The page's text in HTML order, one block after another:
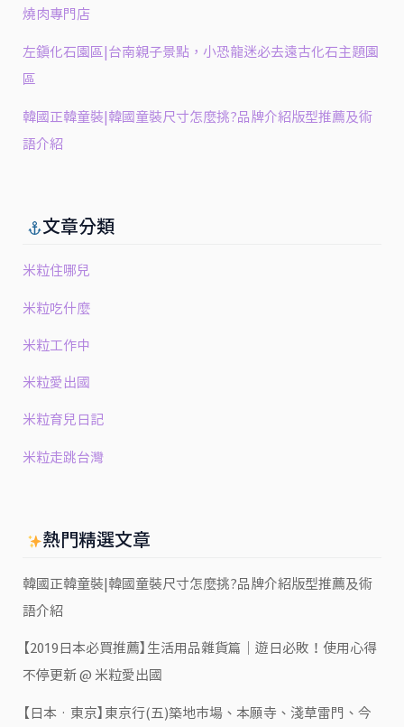
燒肉專門店
左鎮化石園區|台南親子景點，小恐龍迷必去遠古化石主題園
區
韓國正韓童裝|韓國童裝尺寸怎麼挑?品牌介紹版型推薦及術
語介紹
文章分類
米粒住哪兒
米粒吃什麼
米粒工作中
米粒愛出國
米粒育兒日記
米粒走跳台灣
熱門精選文章
韓國正韓童裝|韓國童裝尺寸怎麼挑?品牌介紹版型推薦及術
語介紹
【2019日本必買推薦】生活用品雜貨篇｜遊日必敗！使用心得
不停更新 @ 米粒愛出國
【日本‧東京】東京行(五)築地市場、本願寺、淺草雷門、今